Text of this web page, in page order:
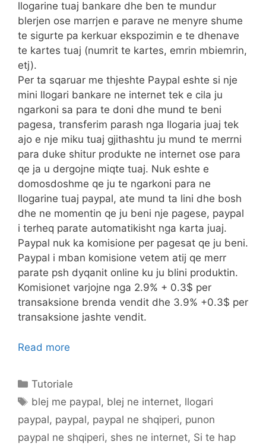
llogarine tuaj bankare dhe ben te mundur
blerjen ose marrjen e parave ne menyre shume
te sigurte pa kerkuar ekspozimin e te dhenave
te kartes tuaj (numrit te kartes, emrin mbiemrin,
etj).
Per ta sqaruar me thjeshte Paypal eshte si nje
mini llogari bankare ne internet tek e cila ju
ngarkoni sa para te doni dhe mund te beni
pagesa, transferim parash nga llogaria juaj tek
ajo e nje miku tuaj gjithashtu ju mund te merrni
para duke shitur produkte ne internet ose para
qe ja u dergojne miqte tuaj. Nuk eshte e
domosdoshme qe ju te ngarkoni para ne
llogarine tuaj paypal, ate mund ta lini dhe bosh
dhe ne momentin qe ju beni nje pagese, paypal
i terheq parate automatikisht nga karta juaj.
Paypal nuk ka komisione per pagesat qe ju beni.
Paypal i mban komisione vetem atij qe merr
parate psh dyqanit online ku ju blini produktin.
Komisionet varjojne nga 2.9% + 0.3$ per
transaksione brenda vendit dhe 3.9% +0.3$ per
transaksione jashte vendit.
Read more
Categories
Tutoriale
Tags
blej me paypal, blej ne internet, llogari
paypal, paypal, paypal ne shqiperi, punon
paypal ne shqiperi, shes ne internet, Si te hap